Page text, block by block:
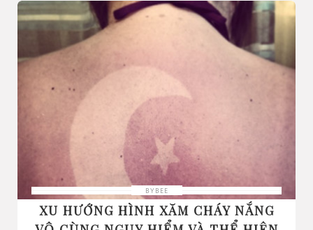
BYBEE
XU HƯỚNG HÌNH XĂM CHÁY NẮNG